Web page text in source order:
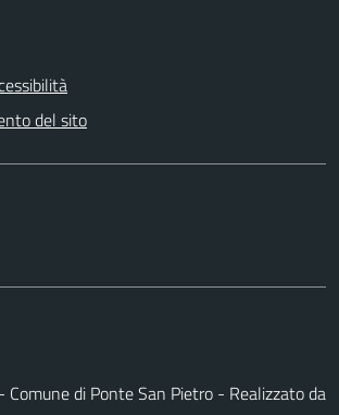
del sito
di Ponte San Pietro - Realizzato da